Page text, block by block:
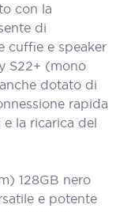
con la
di
cuffie e speaker
S22+ (mono
dotato di
rapida
la ricarica del
128GB nero
e potente